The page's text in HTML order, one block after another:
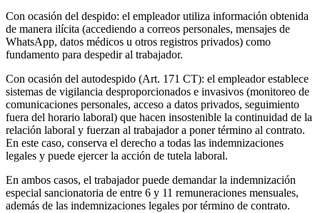
Con ocasión del despido: el empleador utiliza información obtenida
de manera ilícita (accediendo a correos personales, mensajes de
WhatsApp, datos médicos u otros registros privados) como
fundamento para despedir al trabajador.
Con ocasión del autodespido (Art. 171 CT): el empleador establece
sistemas de vigilancia desproporcionados e invasivos (monitoreo de
comunicaciones personales, acceso a datos privados, seguimiento
fuera del horario laboral) que hacen insostenible la continuidad de la
relación laboral y fuerzan al trabajador a poner término al contrato.
En este caso, conserva el derecho a todas las indemnizaciones
legales y puede ejercer la acción de tutela laboral.
En ambos casos, el trabajador puede demandar la indemnización
especial sancionatoria de entre 6 y 11 remuneraciones mensuales,
además de las indemnizaciones legales por término de contrato.